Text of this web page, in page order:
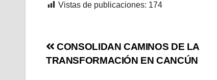
Vistas de publicaciones: 174
CONSOLIDAN CAMINOS DE LA
TRANSFORMACIÓN EN CANCÚN